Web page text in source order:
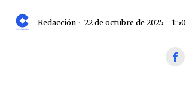
Redacción 22 de octubre de 2025 -